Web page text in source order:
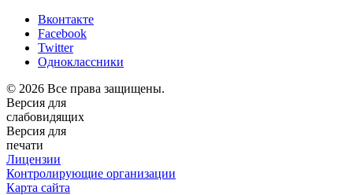
Вконтакте
Facebook
Twitter
Одноклассники
© 2026 Все права защищены.
Версия для
слабовидящих
Версия для
печати
Лицензии
Контролирующие организации
Карта сайта